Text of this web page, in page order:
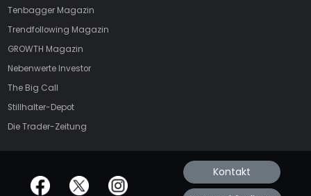
Tenbagger Magazin
Trendfollowing Magazin
GROWTH Magazin
Nebenwerte Investor
The Big Call
Stillhalter-Depot
Die Trader-Zeitung
offizielle Social Media-Accounts Kontakt